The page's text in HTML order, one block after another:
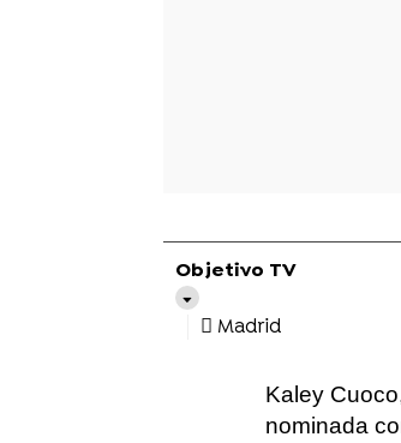
Objetivo TV
Madrid
Kaley
nominada